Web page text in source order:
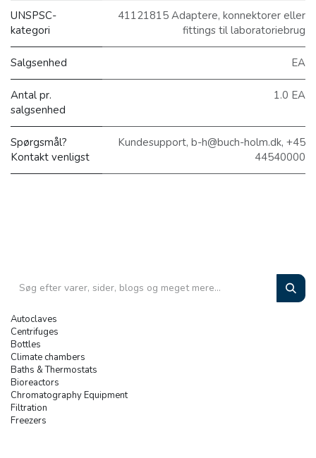
UNSPSC-
kategori
41121815 Adaptere, konnektorer eller
fittings til laboratoriebrug
Salgsenhed EA
Antal pr.
salgsenhed
1.0 EA
Spørgsmål?
Kontakt venligst
Kundesupport, b-h@buch-holm.dk, +45
44540000
Autoclaves
Centrifuges
Bottles
Climate chambers
Baths & Thermostats
Bioreactors
Chromatography Equipment
Filtration
Freezers